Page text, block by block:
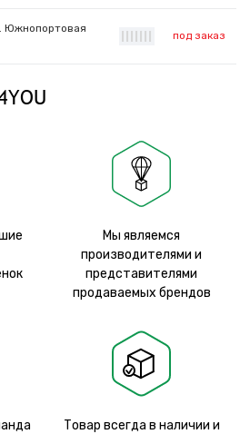
Южнопортовая
под заказ
Мы являемся
производителями и
представителями
продаваемых брендов
Товар всегда в наличии и